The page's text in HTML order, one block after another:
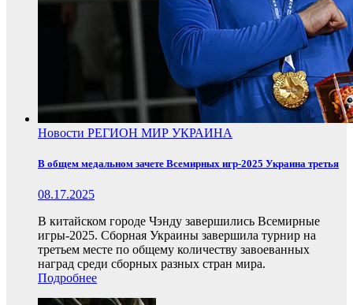
Новости РЕГИОН МИР УКРАИНА
В общем медальном зачете Всемирных игр-2025 Украина третья
08.17.2025
В китайском городе Чэнду завершились Всемирные
игры-2025. Сборная Украины завершила турнир на
третьем месте по общему количеству завоеванных
наград среди сборных разных стран мира.
Подробнее